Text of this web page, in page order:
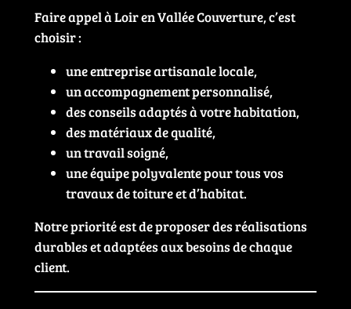
Faire appel à Loir en Vallée Couverture, c’est
choisir :
une entreprise artisanale locale,
un accompagnement personnalisé,
des conseils adaptés à votre habitation,
des matériaux de qualité,
un travail soigné,
une équipe polyvalente pour tous vos
travaux de toiture et d’habitat.
Notre priorité est de proposer des réalisations
durables et adaptées aux besoins de chaque
client.